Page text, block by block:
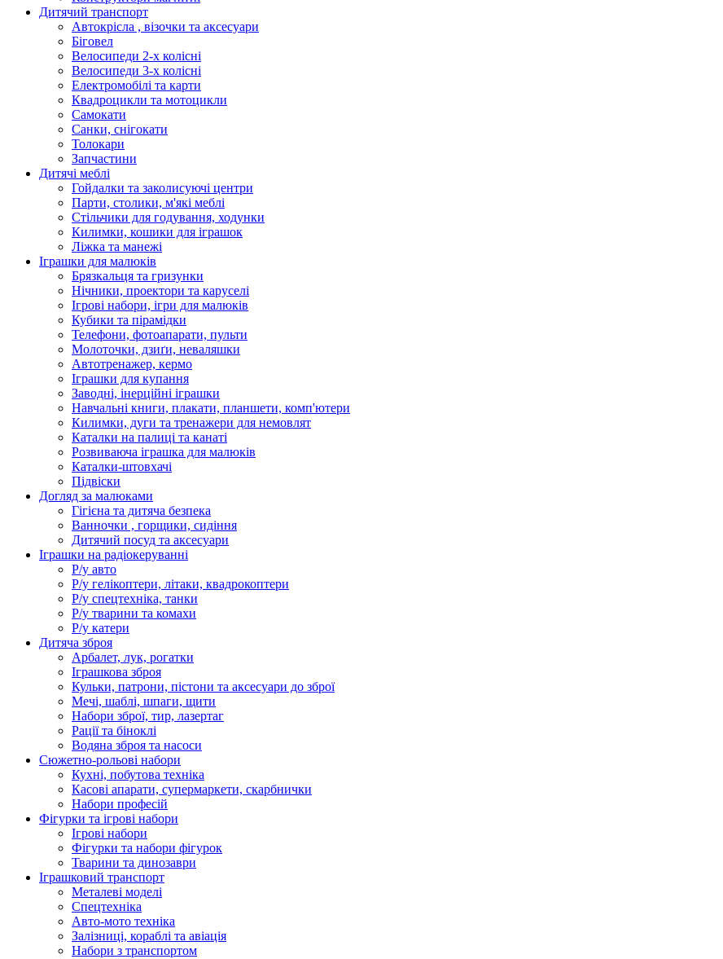
Дитячий транспорт
Автокрісла , візочки та аксесуари
Біговел
Велосипеди 2-х колісні
Велосипеди 3-х колісні
Електромобілі та карти
Квадроцикли та мотоцикли
Самокати
Санки, снігокати
Толокари
Запчастини
Дитячі меблі
Гойдалки та заколисуючі центри
Парти, столики, м'які меблі
Стільчики для годування, ходунки
Килимки, кошики для іграшок
Ліжка та манежі
Іграшки для малюків
Брязкальця та гризунки
Нічники, проектори та каруселі
Ігрові набори, ігри для малюків
Кубики та пірамідки
Телефони, фотоапарати, пульти
Молоточки, дзиґи, неваляшки
Автотренажер, кермо
Іграшки для купання
Заводні, інерційні іграшки
Навчальні книги, плакати, планшети, комп'ютери
Килимки, дуги та тренажери для немовлят
Каталки на палиці та канаті
Розвиваюча іграшка для малюків
Каталки-штовхачі
Підвіски
Догляд за малюками
Гігієна та дитяча безпека
Ванночки , горщики, сидіння
Дитячий посуд та аксесуари
Іграшки на радіокеруванні
Р/у авто
Р/у гелікоптери, літаки, квадрокоптери
Р/у спецтехніка, танки
Р/у тварини та комахи
Р/у катери
Дитяча зброя
Арбалет, лук, рогатки
Іграшкова зброя
Кульки, патрони, пістони та аксесуари до зброї
Мечі, шаблі, шпаги, щити
Набори зброї, тир, лазертаг
Рації та біноклі
Водяна зброя та насоси
Сюжетно-рольові набори
Кухні, побутова техніка
Касові апарати, супермаркети, скарбнички
Набори професій
Фігурки та ігрові набори
Ігрові набори
Фігурки та набори фігурок
Тварини та динозаври
Іграшковий транспорт
Металеві моделі
Спецтехніка
Авто-мото техніка
Залізниці, кораблі та авіація
Набори з транспортом